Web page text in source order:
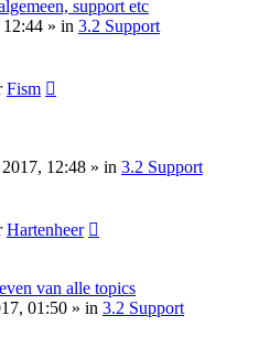
support etc
12:44 » in 3.2 Support
Fism
12:48 » in 3.2 Support
Hartenheer
van alle topics
01:50 » in 3.2 Support